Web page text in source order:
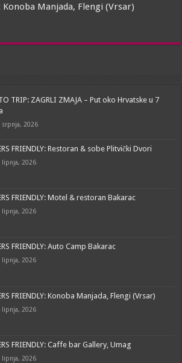
Konoba Manjada, Flengi (Vrsar)
TRIP: ZAGRLI ZMAJA – Put oko Hrvatske u 7
srpnja, 2026
FRIENDLY: Restoran & sobe Plitvički Dvori
lipnja, 2026
FRIENDLY: Motel & restoran Bakarac
lipnja, 2026
FRIENDLY: Auto Camp Bakarac
lipnja, 2026
FRIENDLY: Konoba Manjada, Flengi (Vrsar)
lipnja, 2026
FRIENDLY: Caffe bar Gallery, Umag
lipnja, 2026